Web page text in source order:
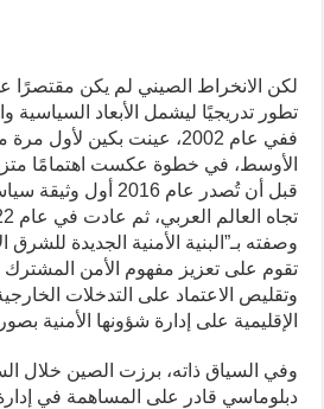
لكن الانخراط الصيني لم يكن مقتصرًا
تطور تدريجيًا ليشمل الأبعاد السياسية
ففي عام 2002، عينت بكين
الأوسط، في خطوة عكست اهتمامًا
قبل أن تُصدر عام 2016
وصفته بـ”البنية الأمنية الجديدة
تقوم على تعزيز مفهوم الأمن المشترك
وتقليص الاعتماد على التدخلات
الإقليمية على إدارة شؤونها الأمنية
وفي السياق ذاته، برزت الصين خلال
دبلوماسي قادر على المساهمة في